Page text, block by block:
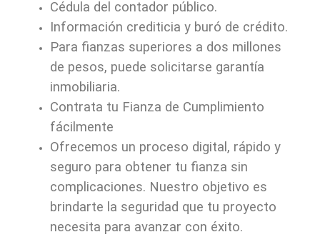
Cédula del contador público.
Información crediticia y buró de crédito.
Para fianzas superiores a dos millones
de pesos, puede solicitarse garantía
inmobiliaria.
Contrata tu Fianza de Cumplimiento
fácilmente
Ofrecemos un proceso digital, rápido y
seguro para obtener tu fianza sin
complicaciones. Nuestro objetivo es
brindarte la seguridad que tu proyecto
necesita para avanzar con éxito.